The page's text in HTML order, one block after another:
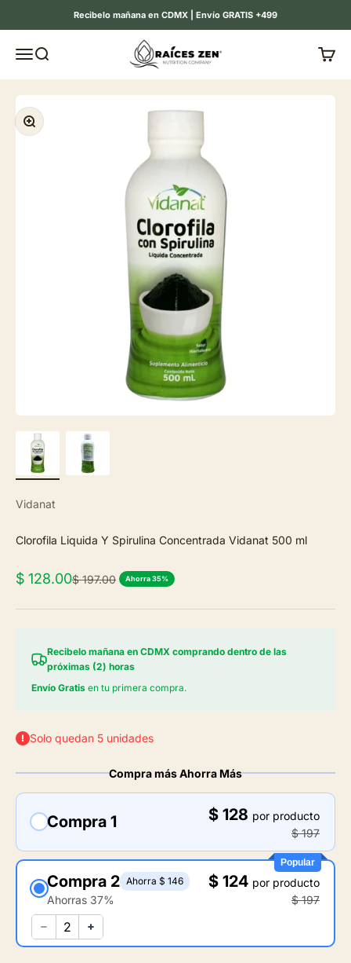
Recibelo mañana en CDMX | Envío GRATIS +499
MenúBuscar Raíces Zen Carrito
Zoom
Vidanat
Clorofila Liquida Y Spirulina Concentrada Vidanat 500 ml
Precio de oferta
$ 128.00Precio normal
$ 197.00 Ahorra 35%
Recibelo mañana en CDMX comprando dentro de las
próximas (2) horas
Envío Gratis en tu primera compra.
Solo quedan 5 unidades
Compra más Ahorra Más
Compra 1 $ 128 por producto
$ 197
Popular
Compra 2 Ahorra $ 146
Ahorras 37%
$ 124 por producto
$ 197